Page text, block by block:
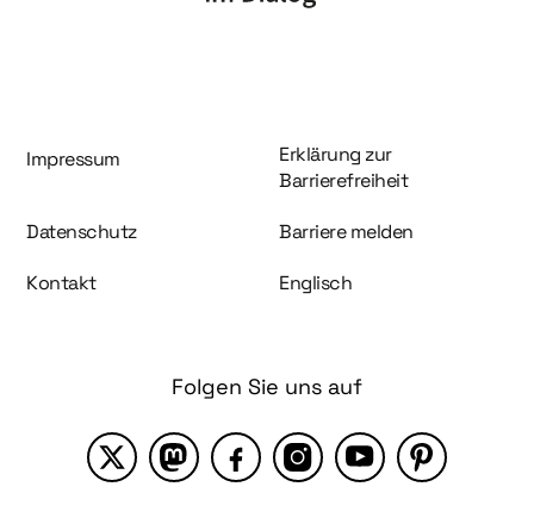
Information und Service
Impressum
Erklärung zur
Barrierefreiheit
Datenschutz Barriere melden
Kontakt Englisch
Folgen Sie uns auf